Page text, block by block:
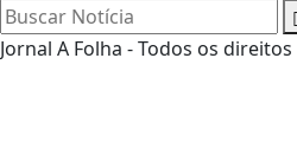
Jornal A Folha - Todos os